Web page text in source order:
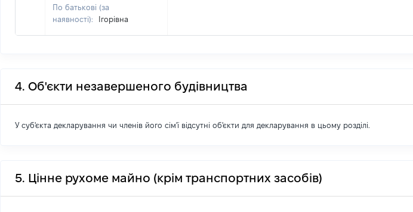
По батькові (за
наявності):
Ігорівна
4. Об'єкти незавершеного будівництва
У суб'єкта декларування чи членів його сім'ї відсутні об'єкти для декларування в цьому розділі.
5. Цінне рухоме майно (крім транспортних засобів)